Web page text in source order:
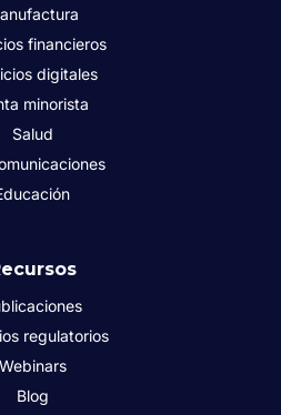
financieros
digitales
minorista
Salud
regulatorios
Webinars
Blog